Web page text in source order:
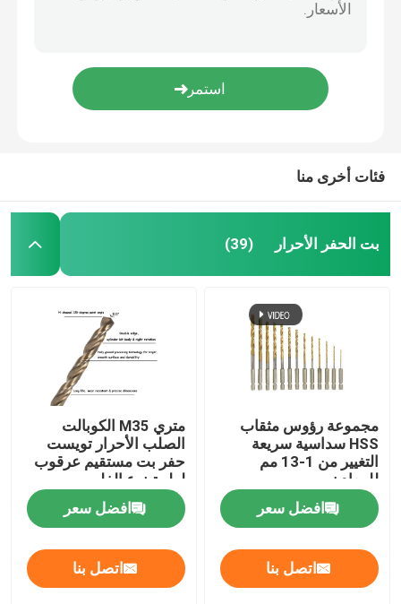
فئات أخرى منا
بت الحفر الأحرار (39)
مجموعة رؤوس مثقاب
HSS سداسية سريعة
التغيير من 1-13 مم
للمعادن
افضل سعر
اتصل بنا
متري M35 الكوبالت
الصلب الأحرار تويست
حفر بت مستقيم عرقوب
لولبية نوع الفلوت
افضل سعر
اتصل بنا